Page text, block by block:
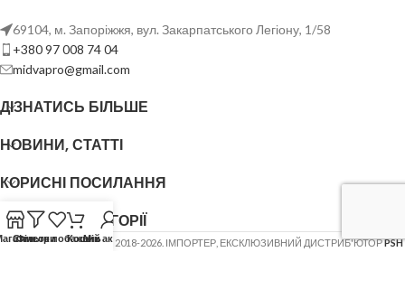
69104, м. Запоріжжя, вул. Закарпатського Легіону, 1/58
+380 97 008 74 04
midvapro@gmail.com
ДІЗНАТИСЬ БІЛЬШЕ
НОВИНИ, СТАТТІ
КОРИСНІ ПОСИЛАННЯ
ОСНОВНІ КАТЕГОРІЇ
ФОП ШОВГЕНЮК Ю.В. 2018-2026. ІМПОРТЕР, ЕКСКЛЮЗИВНИЙ ДИСТРИБ'ЮТОРPSH
Фільтри
Список побажань
КошикМій акаунт